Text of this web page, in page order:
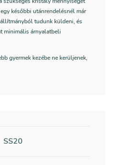
későbbi utánrendelésnél már
tudunk küldeni, és
minimális árnyalatbeli
gyermek kezébe ne kerüljenek,
SS20